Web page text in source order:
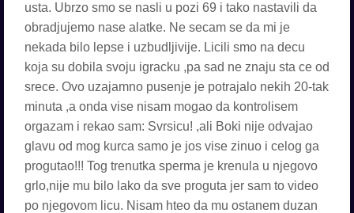
usta. Ubrzo smo se nasli u pozi 69 i tako nastavili da
obradjujemo nase alatke. Ne secam se da mi je
nekada bilo lepse i uzbudljivije. Licili smo na decu
koja su dobila svoju igracku ,pa sad ne znaju sta ce od
srece. Ovo uzajamno pusenje je potrajalo nekih 20-tak
minuta ,a onda vise nisam mogao da kontrolisem
orgazam i rekao sam: Svrsicu! ,ali Boki nije odvajao
glavu od mog kurca samo je jos vise zinuo i celog ga
progutao!!! Tog trenutka sperma je krenula u njegovo
grlo,nije mu bilo lako da sve proguta jer sam to video
po njegovom licu. Nisam hteo da mu ostanem duzan